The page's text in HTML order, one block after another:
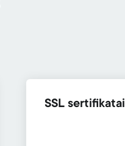
SSL sertifikatai